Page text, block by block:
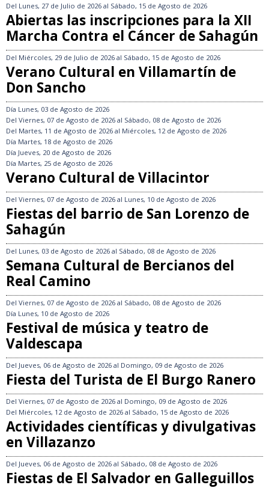
Del Lunes, 27 de Julio de 2026 al Sábado, 15 de Agosto de 2026
Abiertas las inscripciones para la XII
Marcha Contra el Cáncer de Sahagún
Del Miércoles, 29 de Julio de 2026 al Sábado, 15 de Agosto de 2026
Verano Cultural en Villamartín de
Don Sancho
Día Lunes, 03 de Agosto de 2026
Del Viernes, 07 de Agosto de 2026 al Sábado, 08 de Agosto de 2026
Del Martes, 11 de Agosto de 2026 al Miércoles, 12 de Agosto de 2026
Día Martes, 18 de Agosto de 2026
Día Jueves, 20 de Agosto de 2026
Día Martes, 25 de Agosto de 2026
Verano Cultural de Villacintor
Del Viernes, 07 de Agosto de 2026 al Lunes, 10 de Agosto de 2026
Fiestas del barrio de San Lorenzo de
Sahagún
Del Lunes, 03 de Agosto de 2026 al Sábado, 08 de Agosto de 2026
Semana Cultural de Bercianos del
Real Camino
Del Viernes, 07 de Agosto de 2026 al Sábado, 08 de Agosto de 2026
Día Lunes, 10 de Agosto de 2026
Festival de música y teatro de
Valdescapa
Del Jueves, 06 de Agosto de 2026 al Domingo, 09 de Agosto de 2026
Fiesta del Turista de El Burgo Ranero
Del Viernes, 07 de Agosto de 2026 al Domingo, 09 de Agosto de 2026
Del Miércoles, 12 de Agosto de 2026 al Sábado, 15 de Agosto de 2026
Actividades científicas y divulgativas
en Villazanzo
Del Jueves, 06 de Agosto de 2026 al Sábado, 08 de Agosto de 2026
Fiestas de El Salvador en Galleguillos